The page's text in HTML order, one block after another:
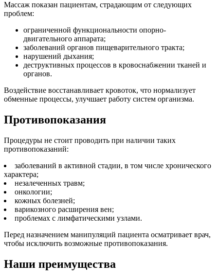
Массаж показан пациентам, страдающим от следующих
проблем:
ограниченной функциональности опорно-
двигательного аппарата;
заболеваний органов пищеварительного тракта;
нарушений дыхания;
деструктивных процессов в кровоснабжении тканей и
органов.
Воздействие восстанавливает кровоток, что нормализует
обменные процессы, улучшает работу систем организма.
Противопоказания
Процедуры не стоит проводить при наличии таких
противопоказаний:
заболеваний в активной стадии, в том числе хронического
характера;
незалеченных травм;
онкологии;
кожных болезней;
варикозного расширения вен;
проблемах с лимфатическими узлами.
Перед назначением манипуляций пациента осматривает врач,
чтобы исключить возможные противопоказания.
Наши преимущества